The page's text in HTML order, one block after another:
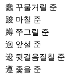
蠢 꾸물거릴 준
踆 마칠 준
蹲 쭈그릴 준
迿 앞설 준
逡 뒷걸음질칠 준
遵 좇을 준